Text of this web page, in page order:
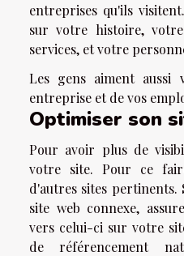
entreprises qu'ils
sur votre histoire,
services, et votre
Les gens aiment
entreprise et de vos
Optimiser son
Pour avoir plus de
votre site. Pour ce
d'autres sites pertinents.
site web connexe,
vers celui-ci sur votre
de référencement